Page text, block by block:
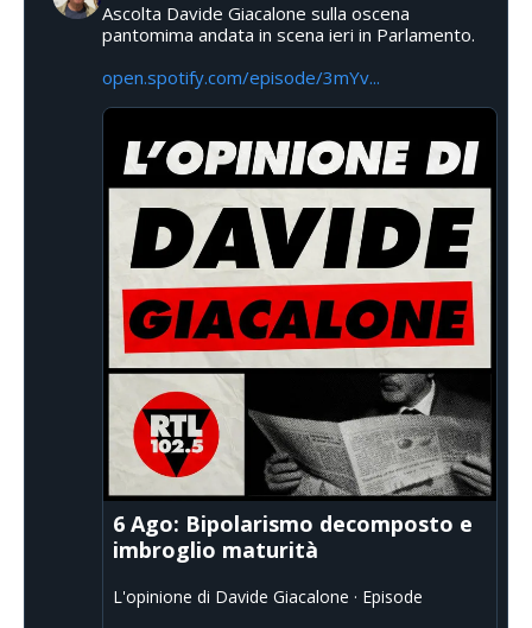
Ascolta Davide Giacalone sulla oscena
pantomima andata in scena ieri in Parlamento.
open.spotify.com/episode/3mYv...
6 Ago: Bipolarismo decomposto e
imbroglio maturità
L'opinione di Davide Giacalone · Episode